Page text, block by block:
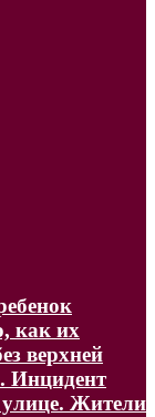
как их
верхней
Инцидент
Жители